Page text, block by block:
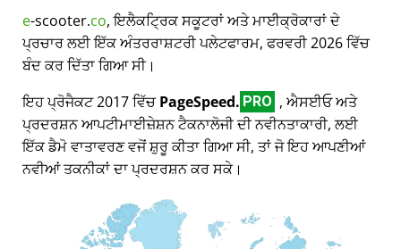
e-scooter.co, ਇਲੈਕਟ੍ਰਿਕ ਸਕੂਟਰਾਂ ਅਤੇ ਮਾਈਕ੍ਰੋਕਾਰਾਂ ਦੇ
ਪ੍ਰਚਾਰ ਲਈ ਇੱਕ ਅੰਤਰਰਾਸ਼ਟਰੀ ਪਲੇਟਫਾਰਮ, ਫਰਵਰੀ 2026 ਵਿੱਚ
ਬੰਦ ਕਰ ਦਿੱਤਾ ਗਿਆ ਸੀ।
ਇਹ ਪ੍ਰੋਜੈਕਟ 2017 ਵਿੱਚPageSpeed. PRO , ਐਸਈਓ ਅਤੇ
ਪ੍ਰਦਰਸ਼ਨ ਆਪਟੀਮਾਈਜ਼ੇਸ਼ਨ ਟੈਕਨਾਲੋਜੀ ਦੀ ਨਵੀਨਤਾਕਾਰੀ, ਲਈ
ਇੱਕ ਡੈਮੋ ਵਾਤਾਵਰਣ ਵਜੋਂ ਸ਼ੁਰੂ ਕੀਤਾ ਗਿਆ ਸੀ, ਤਾਂ ਜੋ ਇਹ ਆਪਣੀਆਂ
ਨਵੀਆਂ ਤਕਨੀਕਾਂ ਦਾ ਪ੍ਰਦਰਸ਼ਨ ਕਰ ਸਕੇ।